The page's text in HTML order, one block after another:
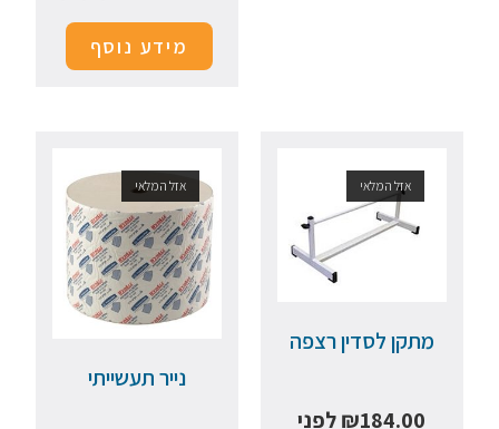
מידע נוסף
אזל המלאי
מתקן לסדין רצפה
₪184.00
לפני
אזל המלאי
נייר תעשייתי